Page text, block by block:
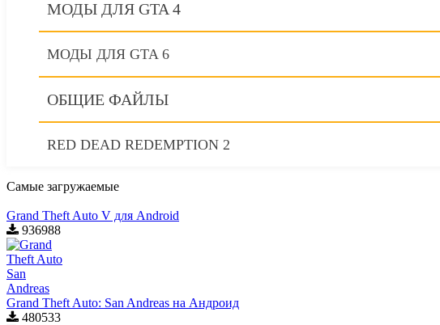
МОДЫ ДЛЯ GTA 4
МОДЫ ДЛЯ GTA 6
ОБЩИЕ ФАЙЛЫ
RED DEAD REDEMPTION 2
Самые загружаемые
Grand Theft Auto V для Android
936988
Grand Theft Auto: San Andreas на Андроид
480533